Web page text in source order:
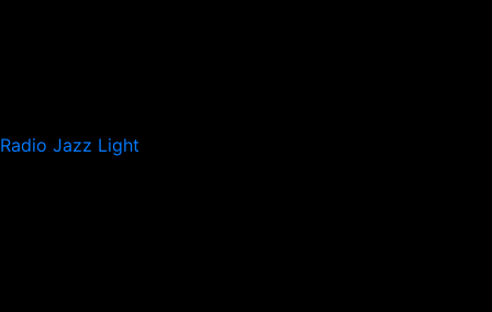
Radio Jazz Light